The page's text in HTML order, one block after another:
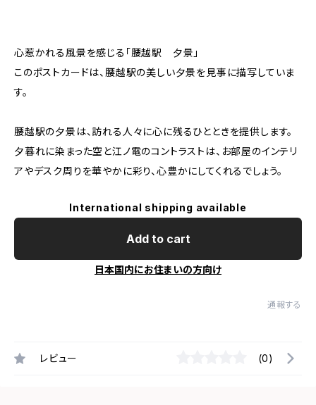
心惹かれる風景を感じる「腰越駅 夕景」
このポストカードは、腰越駅の美しい夕景を見事に描写していま
す。
腰越駅の夕景は、訪れる人々に心に残るひとときを提供します。
夕暮れに染まった空と江ノ電のコントラストは、お部屋のインテリ
アやデスク周りを華やかに彩り、心豊かにしてくれるでしょう。
International shipping available
Add to cart
日本国内にお住まいの方向け
通報する
レビュー (0)